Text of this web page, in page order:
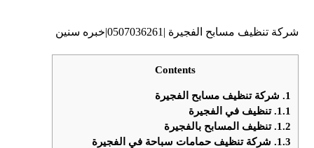
شركة تنظيف مسابح الفجيرة |0507036261|خبره سنين
Contents
1. شركة تنظيف مسابح الفجيرة
1.1. تنظيف في الفجيرة
1.2. تنظيف المسابح بالفجيرة
1.3. شركة تنظيف حمامات سباحة في الفجيرة